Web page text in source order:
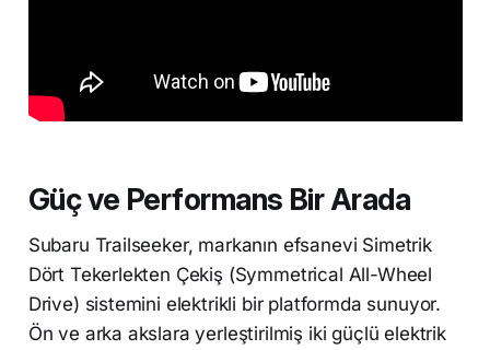
Güç ve Performans Bir Arada
Subaru Trailseeker, markanın efsanevi Simetrik
Dört Tekerlekten Çekiş (Symmetrical All-Wheel
Drive) sistemini elektrikli bir platformda sunuyor.
Ön ve arka akslara yerleştirilmiş iki güçlü elektrik